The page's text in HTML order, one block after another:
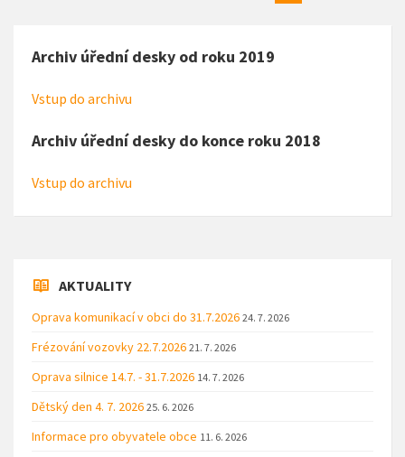
Archiv úřední desky od roku 2019
Vstup do archivu
Archiv úřední desky do konce roku 2018
Vstup do archivu
AKTUALITY
Oprava komunikací v obci do 31.7.2026 24. 7. 2026
Frézování vozovky 22.7.2026 21. 7. 2026
Oprava silnice 14.7. - 31.7.2026 14. 7. 2026
Dětský den 4. 7. 2026 25. 6. 2026
Informace pro obyvatele obce 11. 6. 2026